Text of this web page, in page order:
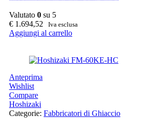
Valutato 0 su 5
€ 1.694,52 Iva esclusa
Aggiungi al carrello
Anteprima
Wishlist
Compare
Hoshizaki
Categorie: Fabbricatori di Ghiaccio